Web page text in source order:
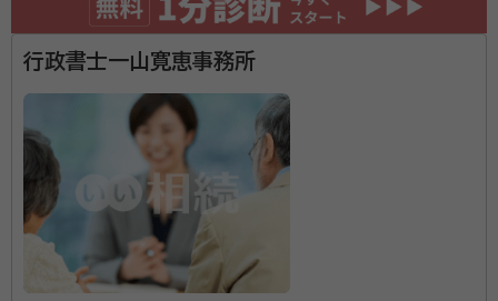
いただきました
契約後の感想
近所なので、お互い忙しくても電話連絡で必要書類などのやり取りし、ス
当事務所は、相続か、遺言か、贈与か、相談者の身上を
的確に把握し、ご納得できるまで懇切丁寧にご説明申し
上げ、安心して相続手続が完了できるように努めます。
資格等： 行政書士
所属団体：宮城県行政書士会
行政書士一山寛恵事務所